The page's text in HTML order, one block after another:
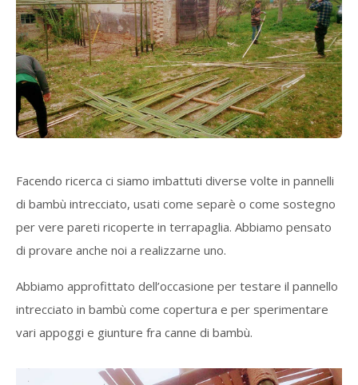
Facendo ricerca ci siamo imbattuti diverse volte in pannelli
di bambù intrecciato, usati come separè o come sostegno
per vere pareti ricoperte in terrapaglia. Abbiamo pensato
di provare anche noi a realizzarne uno.
Abbiamo approfittato dell’occasione per testare il pannello
intrecciato in bambù come copertura e per sperimentare
vari appoggi e giunture fra canne di bambù.